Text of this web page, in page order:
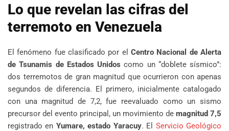
Lo que revelan las cifras del
terremoto en Venezuela
El fenómeno fue clasificado por el Centro Nacional de Alerta
de Tsunamis de Estados Unidos como un “doblete sísmico”:
dos terremotos de gran magnitud que ocurrieron con apenas
segundos de diferencia. El primero, inicialmente catalogado
con una magnitud de 7,2, fue reevaluado como un sismo
precursor del evento principal, un movimiento de magnitud 7,5
registrado en Yumare, estado Yaracuy. El Servicio Geológico